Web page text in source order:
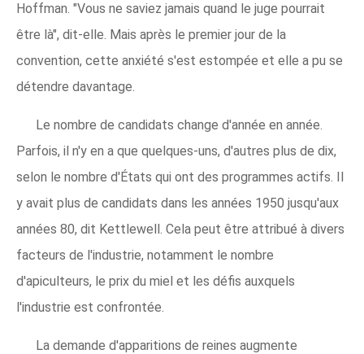
Hoffman. "Vous ne saviez jamais quand le juge pourrait
être là", dit-elle. Mais après le premier jour de la
convention, cette anxiété s'est estompée et elle a pu se
détendre davantage.
Le nombre de candidats change d'année en année.
Parfois, il n'y en a que quelques-uns, d'autres plus de dix,
selon le nombre d'États qui ont des programmes actifs. Il
y avait plus de candidats dans les années 1950 jusqu'aux
années 80, dit Kettlewell. Cela peut être attribué à divers
facteurs de l'industrie, notamment le nombre
d'apiculteurs, le prix du miel et les défis auxquels
l'industrie est confrontée.
La demande d'apparitions de reines augmente